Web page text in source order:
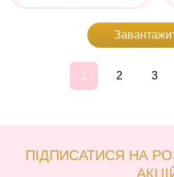
1 2 3
ПІДПИСАТИСЯ НА